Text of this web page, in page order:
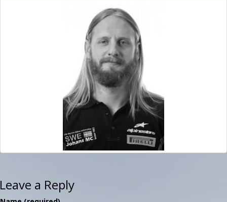
Leave a Reply